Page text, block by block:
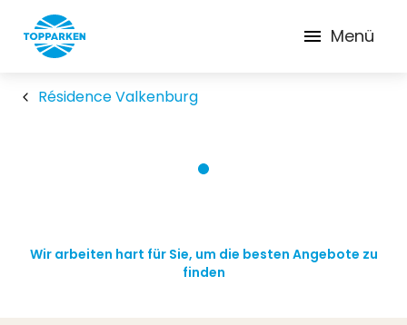
Menü
Résidence Valkenburg
Wir arbeiten hart für Sie, um die besten Angebote zu
finden